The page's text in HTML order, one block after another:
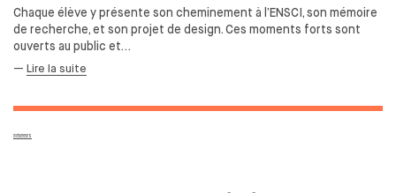
Chaque élève y présente son cheminement à l’ENSCI, son mémoire
de recherche, et son projet de design. Ces moments forts sont
ouverts au public et…
— Lire la suite
EVÉNEMENTS